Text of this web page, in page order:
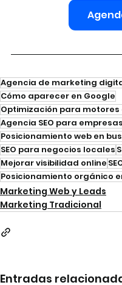
Agencia de marketing
Cómo aparecer en Google
Optimización para
Agencia SEO para empresas
Posicionamiento web en
SEO para negocios locales
Mejorar visibilidad online
Posicionamiento orgánico
Marketing Web y Leads
Marketing Tradicional
Entradas